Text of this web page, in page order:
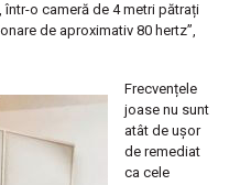
o cameră de 4 metri pătrați
de aproximativ 80 hertz”,
Frecvențele
joase nu sunt
atât de ușor
de remediat
ca cele